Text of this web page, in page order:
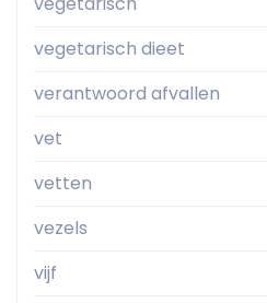
vegetarisch dieet
verantwoord afvallen
vet
vetten
vezels
vijf